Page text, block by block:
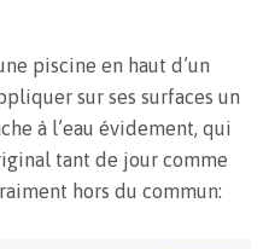
piscine en haut d’un
sur ses surfaces un
à l’eau évidement, qui
tant de jour comme
hors du commun: